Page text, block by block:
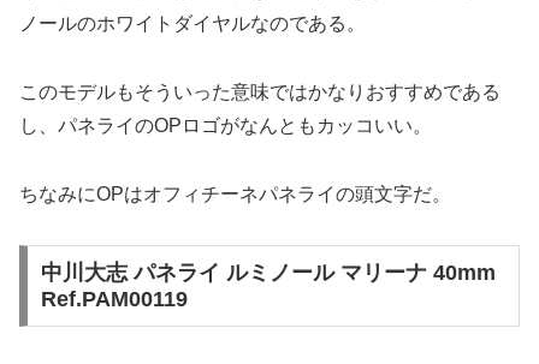
ノールのホワイトダイヤルなのである。
このモデルもそういった意味ではかなりおすすめである
し、パネライのOPロゴがなんともカッコいい。
ちなみにOPはオフィチーネパネライの頭文字だ。
中川大志 パネライ ルミノール マリーナ 40mm
Ref.PAM00119